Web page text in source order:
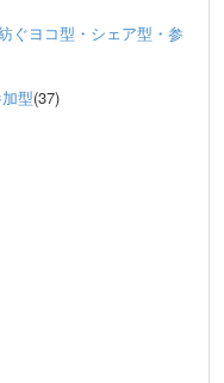
ぐヨコ型・シェア型・参
型(37)